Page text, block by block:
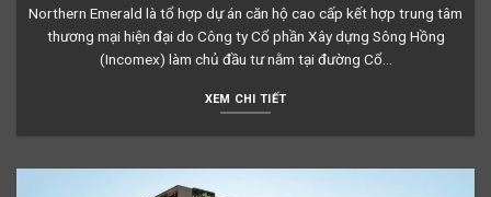
Northern Emerald là tổ hợp dự án căn hộ cao cấp kết hợp trung tâm
thương mại hiện đại do Công ty Cổ phần Xây dựng Sông Hồng
(Incomex) làm chủ đầu tư nằm tại đường Cổ...
XEM CHI TIẾT